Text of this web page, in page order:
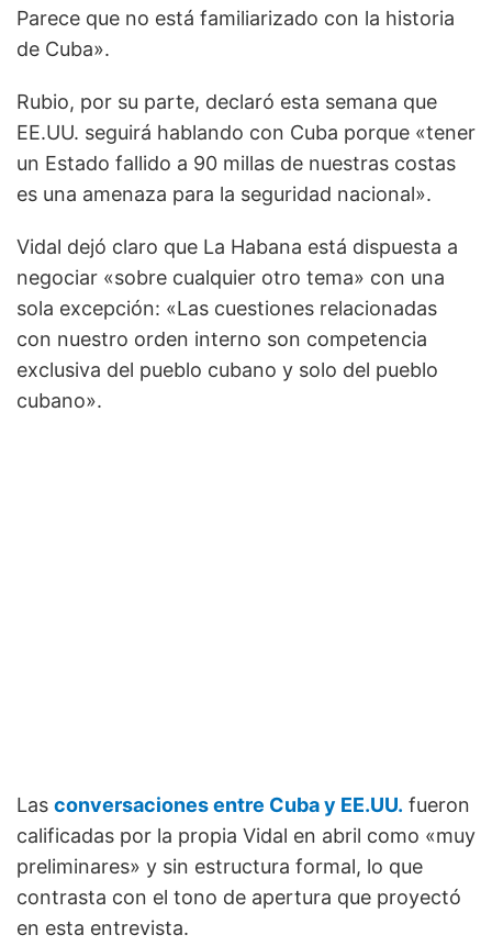
Parece que no está familiarizado con la historia
de Cuba».
Rubio, por su parte, declaró esta semana que
EE.UU. seguirá hablando con Cuba porque «tener
un Estado fallido a 90 millas de nuestras costas
es una amenaza para la seguridad nacional».
Vidal dejó claro que La Habana está dispuesta a
negociar «sobre cualquier otro tema» con una
sola excepción: «Las cuestiones relacionadas
con nuestro orden interno son competencia
exclusiva del pueblo cubano y solo del pueblo
cubano».
Las conversaciones entre Cuba y EE.UU. fueron
calificadas por la propia Vidal en abril como «muy
preliminares» y sin estructura formal, lo que
contrasta con el tono de apertura que proyectó
en esta entrevista.